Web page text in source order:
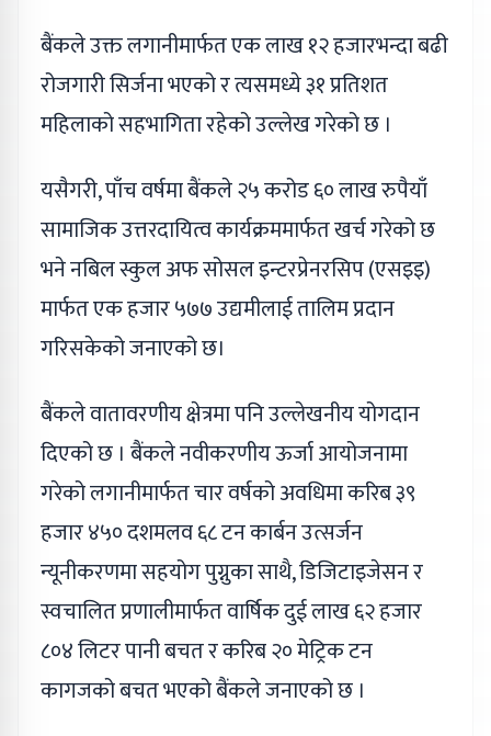
बैंकले उक्त लगानीमार्फत एक लाख १२ हजारभन्दा बढी
रोजगारी सिर्जना भएको र त्यसमध्ये ३१ प्रतिशत
महिलाको सहभागिता रहेको उल्लेख गरेको छ ।
यसैगरी, पाँच वर्षमा बैंकले २५ करोड ६० लाख रुपैयाँ
सामाजिक उत्तरदायित्व कार्यक्रममार्फत खर्च गरेको छ
भने नबिल स्कुल अफ सोसल इन्टरप्रेनरसिप (एसइइ)
मार्फत एक हजार ५७७ उद्यमीलाई तालिम प्रदान
गरिसकेको जनाएको छ।
बैंकले वातावरणीय क्षेत्रमा पनि उल्लेखनीय योगदान
दिएको छ । बैंकले नवीकरणीय ऊर्जा आयोजनामा
गरेको लगानीमार्फत चार वर्षको अवधिमा करिब ३९
हजार ४५० दशमलव ६८ टन कार्बन उत्सर्जन
न्यूनीकरणमा सहयोग पुग्नुका साथै, डिजिटाइजेसन र
स्वचालित प्रणालीमार्फत वार्षिक दुई लाख ६२ हजार
८०४ लिटर पानी बचत र करिब २० मेट्रिक टन
कागजको बचत भएको बैंकले जनाएको छ ।